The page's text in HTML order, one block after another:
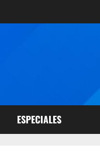
ESPECIALES